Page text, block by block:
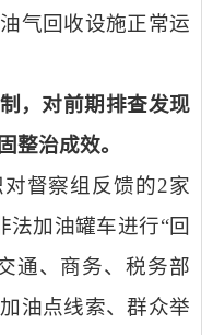
气回收设施正常运
，对前期排查发现
整治成效。
督察组反馈的2家
法加油罐车进行“回
通、商务、税务部
油点线索、群众举